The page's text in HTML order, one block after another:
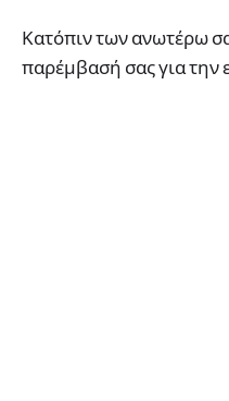
Κατόπιν των ανωτέρω
παρέμβασή σας για την